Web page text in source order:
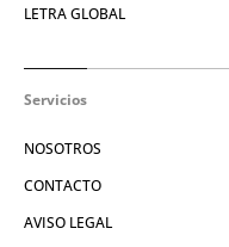
LETRA GLOBAL
Servicios
NOSOTROS
CONTACTO
AVISO LEGAL